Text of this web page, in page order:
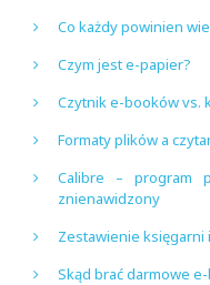
Co każdy powinien
Czym jest e-papier?
Czytnik e-booków vs.
Formaty plików a
Calibre – program
znienawidzony
Zestawienie
Skąd brać darmowe